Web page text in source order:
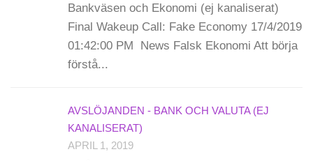
Bankväsen och Ekonomi (ej kanaliserat)
Final Wakeup Call: Fake Economy 17/4/2019
01:42:00 PM News Falsk Ekonomi Att börja
förstå...
AVSLÖJANDEN - BANK OCH VALUTA (EJ
KANALISERAT)
APRIL 1, 2019